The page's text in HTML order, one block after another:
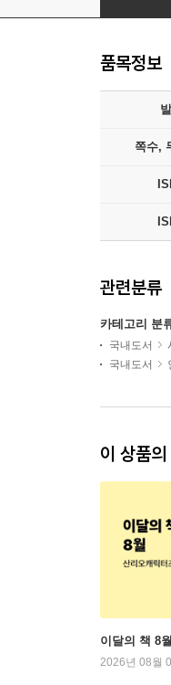
품목정보
쪽수,
관련분류
카테고리 분
국내도서
국내도서
이 상품
이달의 책 8
2026년 08월